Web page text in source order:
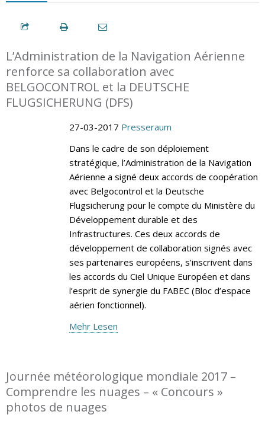
L’Administration de la Navigation Aérienne
renforce sa collaboration avec
BELGOCONTROL et la DEUTSCHE
FLUGSICHERUNG (DFS)
27-03-2017 Presseraum
Dans le cadre de son déploiement
stratégique, l’Administration de la Navigation
Aérienne a signé deux accords de coopération
avec Belgocontrol et la Deutsche
Flugsicherung pour le compte du Ministère du
Développement durable et des
Infrastructures. Ces deux accords de
développement de collaboration signés avec
ses partenaires européens, s’inscrivent dans
les accords du Ciel Unique Européen et dans
l’esprit de synergie du FABEC (Bloc d’espace
aérien fonctionnel).
Mehr Lesen
Journée météorologique mondiale 2017 –
Comprendre les nuages – « Concours »
photos de nuages